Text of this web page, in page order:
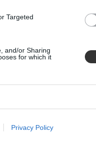
Targeted
and/or Sharing
for which it
Privacy Policy